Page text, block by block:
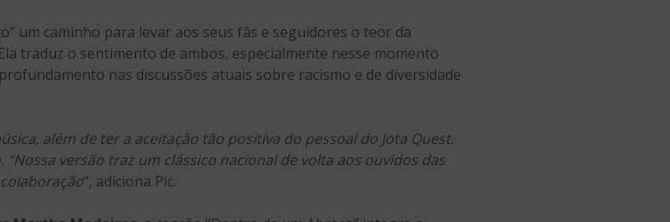
um caminho para levar aos seus fãs e seguidores o teor da
traduz o sentimento de ambos, especialmente nesse momento
nas discussões atuais sobre racismo e de diversidade
além de ter a aceitação tão positiva do pessoal do Jota Quest.
versão traz um clássico nacional de volta aos ouvidos das
“, adiciona Pic.